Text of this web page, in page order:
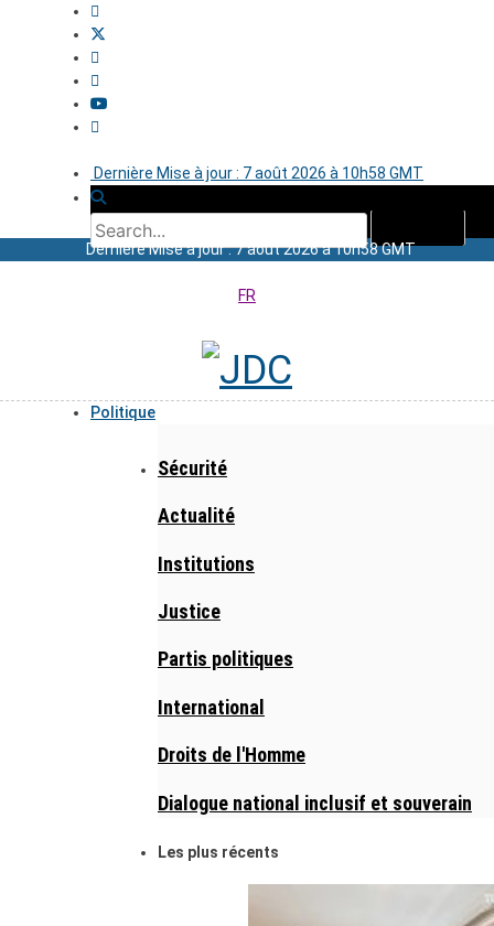
Dernière Mise à jour : 7 août 2026 à 10h58 GMT
Dernière Mise à jour : 7 août 2026 à 10h58 GMT
FR
Politique
Sécurité
Actualité
Institutions
Justice
Partis politiques
International
Droits de l'Homme
Dialogue national inclusif et souverain
Les plus récents